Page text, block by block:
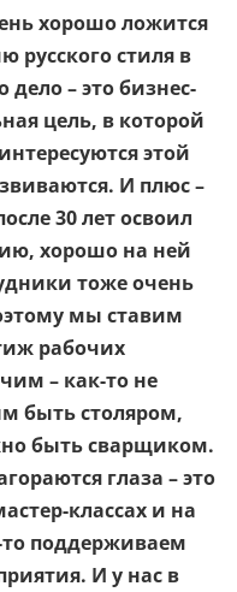
хорошо ложится
русского стиля в
– это бизнес-
цель, в которой
этой
И плюс –
30 лет освоил
хорошо на ней
тоже очень
мы ставим
рабочих
– как-то не
быть столяром,
быть сварщиком.
глаза – это
классах и на
поддерживаем
И у нас в